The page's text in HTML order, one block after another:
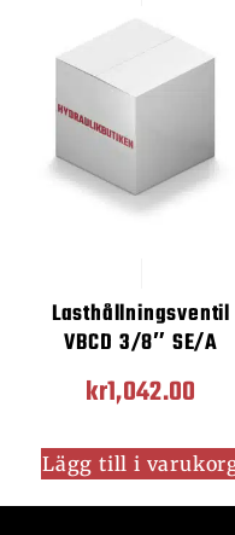
Lasthållningsventil
VBCD 3/8″ SE/A
kr1,042.00
Lägg till i